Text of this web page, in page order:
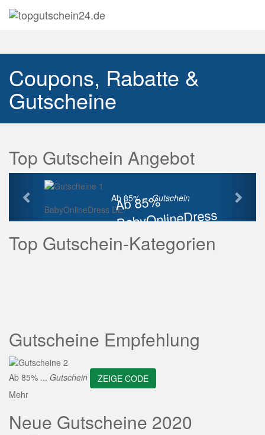
Coupons, Rabatte &
Gutscheine
Top Gutschein Angebot
Ab 85%
BabyOnlineDress
Rabatt
Ab 85% ...Gutschein
BabyOnlineDress DE
Vorherige
Top Gutschein-Kategorien
Gutscheine Empfehlung
Ab 85% ... Gutschein
ZEIGE CODE
Mehr
Neue Gutscheine 2020